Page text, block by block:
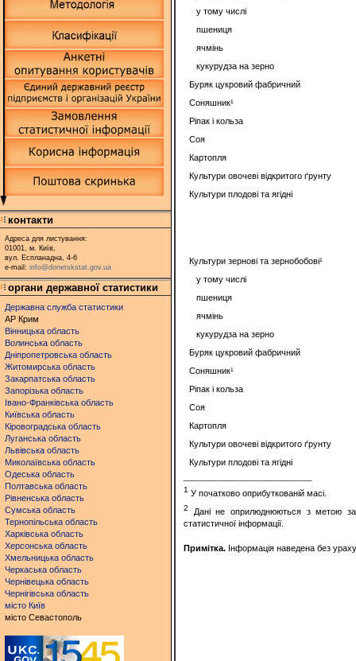
контакти
Адреса для листування:
01001, м. Київ,
вул. Еспланадна, 4-6
e-mail: info@donetskstat.gov.ua
органи державної статистики
Державна служба статистики
АР Крим
Вінницька область
Волинська область
Дніпропетровська область
Житомирська область
Закарпатська область
Запорізька область
Івано-Франківська область
Київська область
Кіровоградська область
Луганська область
Львівська область
Миколаївська область
Одеська область
Полтавська область
Рівненська область
Сумська область
Тернопільська область
Харківська область
Херсонська область
Хмельницька область
Черкаська область
Чернівецька область
Чернігівська область
місто Київ
місто Севастополь
у тому числі
пшениця
ячмінь
кукурудза на зерно
Буряк цукровий фабричний
Соняшник¹
Ріпак і кольза
Соя
Картопля
Культури овочеві відкритого ґрунту
Культури плодові та ягідні
Культури зернові та зернобобові¹
у тому числі
пшениця
ячмінь
кукурудза на зерно
Буряк цукровий фабричний
Соняшник¹
Ріпак і кольза
Соя
Картопля
Культури овочеві відкритого ґрунту
Культури плодові та ягідні
1 У початково оприбуткованій масі.
2
Дані не оприлюднюються з метою
статистичної інформації.
Примітка. Інформація наведена без